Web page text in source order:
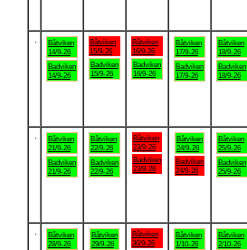
Båtviken
14/9-26
Badviken
14/9-26
Båtviken
15/9-26
Badviken
15/9-26
Båtviken
16/9-26
Badviken
16/9-26
Båtviken
17/9-26
Badviken
17/9-26
Båtviken
18/9-26
Badviken
18/9-26
Båtviken
21/9-26
Badviken
21/9-26
Båtviken
22/9-26
Badviken
22/9-26
Båtviken
23/9-26
Badviken
23/9-26
Båtviken
24/9-26
Badviken
24/9-26
Båtviken
25/9-26
Badviken
25/9-26
Båtviken
28/9-26
Båtviken
29/9-26
Båtviken
30/9-26
Båtviken
1/10-26
Båtviken
2/10-26